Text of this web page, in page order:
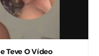
Teve O Vídeo